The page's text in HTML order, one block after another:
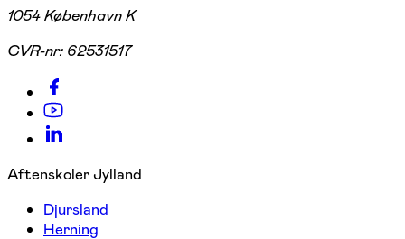
1054 København K
CVR-nr: 62531517
Aftenskoler Jylland
Djursland
Herning